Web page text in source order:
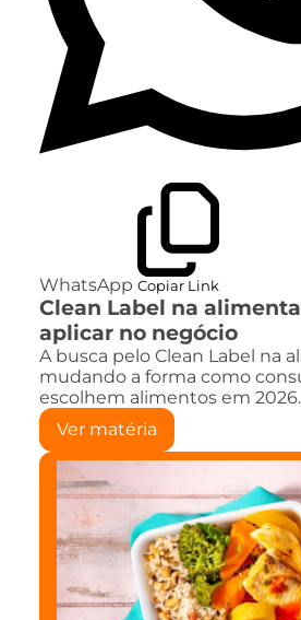
WhatsApp Copiar Link
Clean Label na
aplicar no negócio
A busca pelo Clean Label na
mudando a forma como
escolhem alimentos em
Ver matéria